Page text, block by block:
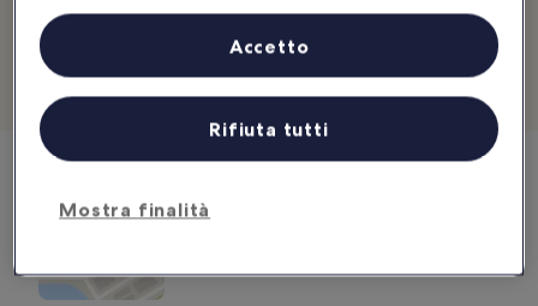
Posizione:Via Sant’Arialdo, 102, 20139 Milano, Italia
Telefono:
+39 02 57403404
Visualizza hotel vicino a Abbazia di Chiaravalle
In gita all'Abbazia di Chiaravalle
Elenco dei partner (fornitori)
Mostra finalità
Rifiuta tutti
Accetto